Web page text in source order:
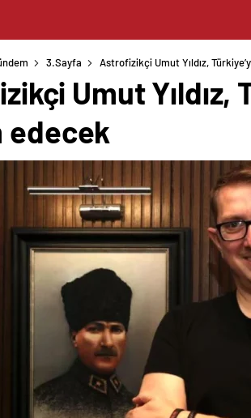
3.Sayfa Astrofizikçi Umut Yıldız,
Umut Yıldız,
edecek